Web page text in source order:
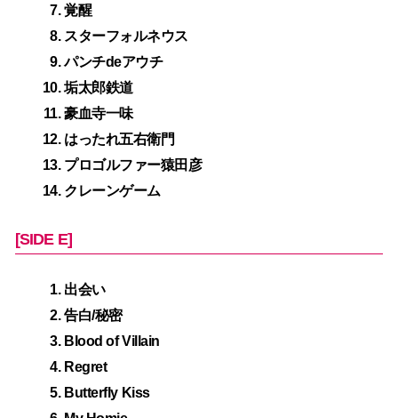
覚醒
スターフォルネウス
パンチdeアウチ
垢太郎鉄道
豪血寺一味
はったれ五右衛門
プロゴルファー猿田彦
クレーンゲーム
[SIDE E]
出会い
告白/秘密
Blood of Villain
Regret
Butterfly Kiss